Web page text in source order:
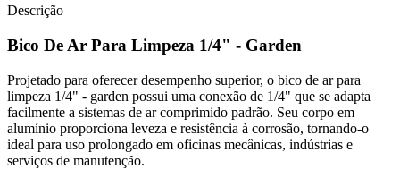
Descrição
Bico De Ar Para Limpeza 1/4" - Garden
Projetado para oferecer desempenho superior, o bico de ar para
limpeza 1/4" - garden possui uma conexão de 1/4" que se adapta
facilmente a sistemas de ar comprimido padrão. Seu corpo em
alumínio proporciona leveza e resistência à corrosão, tornando-o
ideal para uso prolongado em oficinas mecânicas, indústrias e
serviços de manutenção.